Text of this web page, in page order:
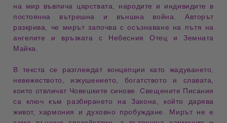
на мир въвлича царствата, народите и индивидите
в
постоянна вътрешна и външна война. Авторът
разкрива, че мирът започва с осъзнаване на пътя на
ангелите и връзката с Небесния Отец и Земната
Майка
В текста се разглеждат концепции като жадуването
невежеството
изкушението , богатството и славата
които отвличат Човешките синове .Свещените Писания
са ключ към разбирането на Закона, който дарява
живот, хармония и духовно пробуждане
. Мирът не е